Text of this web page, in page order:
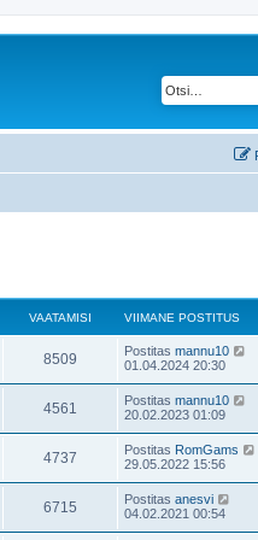
VAATAMISI VIIMANE POSTITUS
8509 Postitas mannu10
01.04.2024 20:30
4561 Postitas mannu10
20.02.2023 01:09
4737 Postitas RomGams
29.05.2022 15:56
6715 Postitas anesvi
04.02.2021 00:54